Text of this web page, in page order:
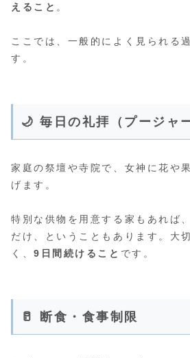
えること 。
ここでは、一般的によく見られる
す。
🌙 毎日の礼拝（プージャ
家庭の祭壇や寺院で、女神に花や
げます。
特別な供物を用意する家もあれば
だけ、ということもあります。大
く、9日間続けること です。
🥛 断食・食事制限